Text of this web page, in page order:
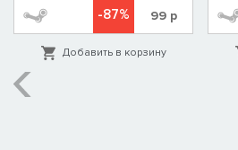
-87% 99р
Добавить в корзину